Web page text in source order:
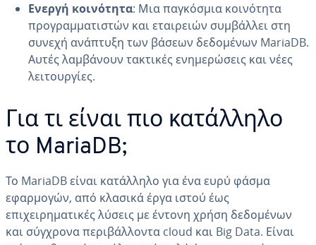
Ενεργή κοινότητα: Μια παγκόσμια κοινότητα
προγραμματιστών και εταιρειών συμβάλλει στη
συνεχή ανάπτυξη των βάσεων δεδομένων MariaDB.
Αυτές λαμβάνουν τακτικές ενημερώσεις και νέες
λειτουργίες.
Για τι είναι πιο κατάλληλο
το MariaDB;
Το MariaDB είναι κατάλληλο για ένα ευρύ φάσμα
εφαρμογών, από κλασικά έργα ιστού έως
επιχειρηματικές λύσεις με έντονη χρήση δεδομένων
και σύγχρονα περιβάλλοντα cloud και Big Data. Είναι